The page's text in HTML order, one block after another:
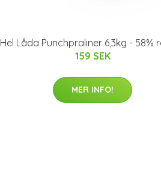
Hel Låda Punchpraliner 6,3kg - 58%
159 SEK
MER INFO!